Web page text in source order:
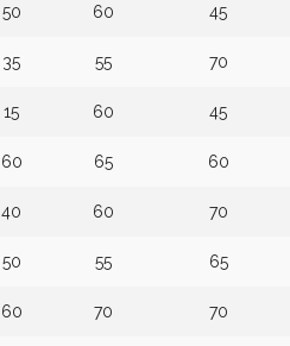
50 60 45
35 55 70
15 60 45
60 65 60
40 60 70
50 55 65
60 70 70